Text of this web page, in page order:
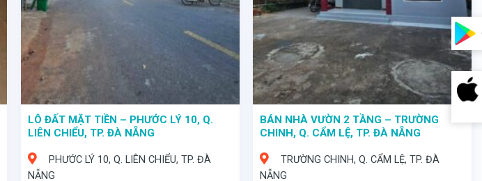
LÔ ĐẤT MẶT TIỀN – PHƯỚC LÝ 10, Q.
LIÊN CHIỂU, TP. ĐÀ NẴNG
PHƯỚC LÝ 10, Q. LIÊN CHIỂU, TP. ĐÀ
NẴNG
BÁN NHÀ VƯỜN 2 TẦNG – TRƯỜNG
CHINH, Q. CẨM LỆ, TP. ĐÀ NẴNG
TRƯỜNG CHINH, Q. CẨM LỆ, TP. ĐÀ
NẴNG